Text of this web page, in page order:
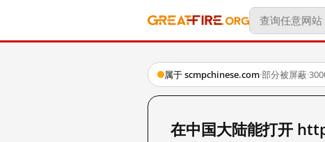
属于 scmpchinese.com·部分被屏蔽·
在中国大陆能打开